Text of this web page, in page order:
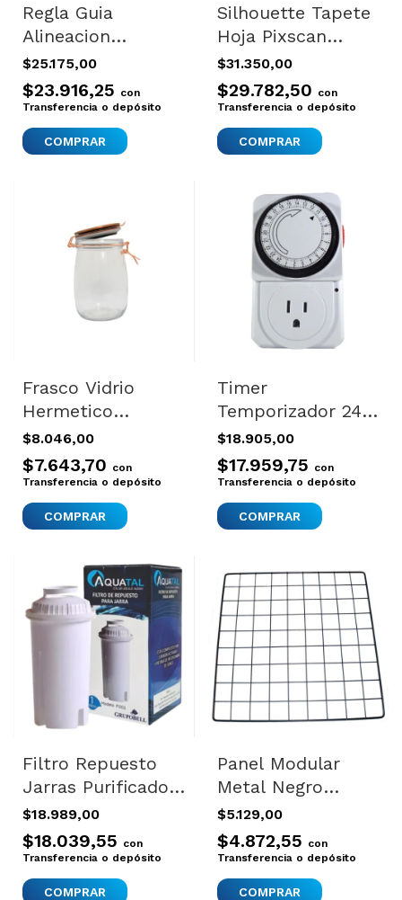
Regla Guia
Alineacion
Impresora 30cm
We R Memory
Keepers
$25.175,00
$23.916,25 con
Transferencia o depósito
Silhouette Tapete
Hoja Pixscan
Portrait 19 X 30
$31.350,00
$29.782,50 con
Transferencia o depósito
Frasco Vidrio
Hermetico
Alimentos 1000ml
Tapa Clip Color
Transparente
$8.046,00
$7.643,70 con
Transferencia o depósito
Timer
Temporizador 24hr
Hasta 1,800 Watts
$18.905,00
$17.959,75 con
Transferencia o depósito
Filtro Repuesto
Jarras Purificador
Aquatal Universal
X1
$18.989,00
$18.039,55 con
Transferencia o depósito
Panel Modular
Metal Negro
35x35 Cm Para
Jaula Corral
Organizador
$5.129,00
$4.872,55 con
Transferencia o depósito